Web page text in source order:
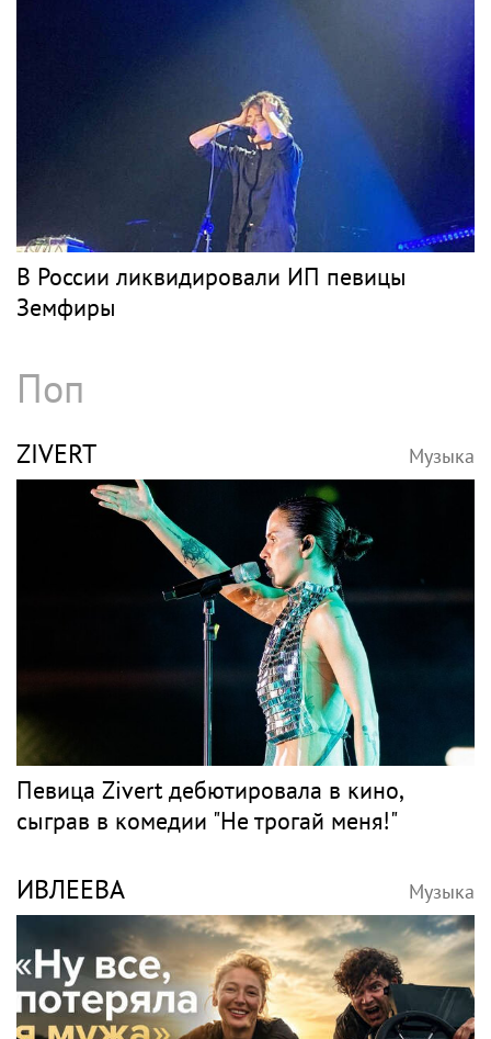
В России ликвидировали ИП певицы
Земфиры
Поп
ZIVERT Музыка
Певица Zivert дебютировала в кино,
сыграв в комедии "Не трогай меня!"
ИВЛЕЕВА Музыка